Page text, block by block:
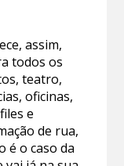
assim,
todos os
teatro,
oficinas,
e
de rua,
é o caso da